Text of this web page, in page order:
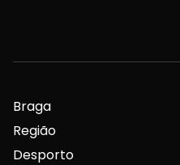
Braga
Região
Desporto